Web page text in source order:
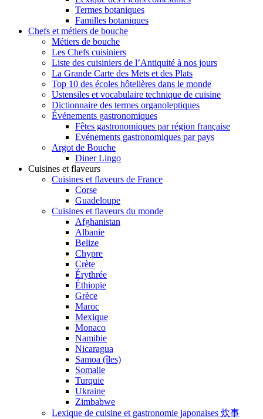
Termes botaniques
Familles botaniques
Chefs et métiers de bouche
Métiers de bouche
Les Chefs cuisiniers
Liste des cuisiniers de l’Antiquité à nos jours
La Grande Carte des Mets et des Plats
Top 10 des écoles hôtelières dans le monde
Ustensiles et vocabulaire technique de cuisine
Dictionnaire des termes organoleptiques
Événements gastronomiques
Fêtes gastronomiques par région française
Evénements gastronomiques par pays
Argot de Bouche
Diner Lingo
Cuisines et flaveurs
Cuisines et flaveurs de France
Corse
Guadeloupe
Cuisines et flaveurs du monde
Afghanistan
Albanie
Belize
Chypre
Crète
Érythrée
Éthiopie
Grèce
Maroc
Mexique
Monaco
Namibie
Nicaragua
Samoa (îles)
Somalie
Turquie
Ukraine
Zimbabwe
Lexique de cuisine et gastronomie japonaises 炊事